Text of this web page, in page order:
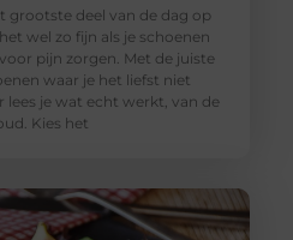
grootste deel van de dag op
wel zo fijn als je schoenen
pijn zorgen. Met de juiste
waar je het liefst niet
je wat echt werkt, van de
Kies het